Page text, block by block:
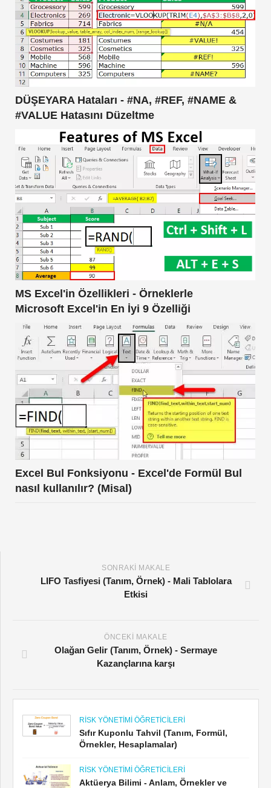
DÜŞEYARA Hataları - #NA, #REF, #NAME &
#VALUE Hatasını Düzeltme
MS Excel'in Özellikleri - Örneklerle
Microsoft Excel'in En İyi 9 Özelliği
Excel Bul Fonksiyonu - Excel'de Formül Bul
nasıl kullanılır? (Misal)
SONRAKI MAKALE
LIFO Tasfiyesi (Tanım, Örnek) - Mali Tablolara
Etkisi
ÖNCEKI MAKALE
Olağan Gelir (Tanım, Örnek) - Sermaye
Kazançlarına karşı
RISK YÖNETIMI ÖĞRETICILERI
Sıfır Kuponlu Tahvil (Tanım, Formül,
Örnekler, Hesaplamalar)
RISK YÖNETIMI ÖĞRETICILERI
Aktüerya Bilimi - Anlam, Örnekler ve